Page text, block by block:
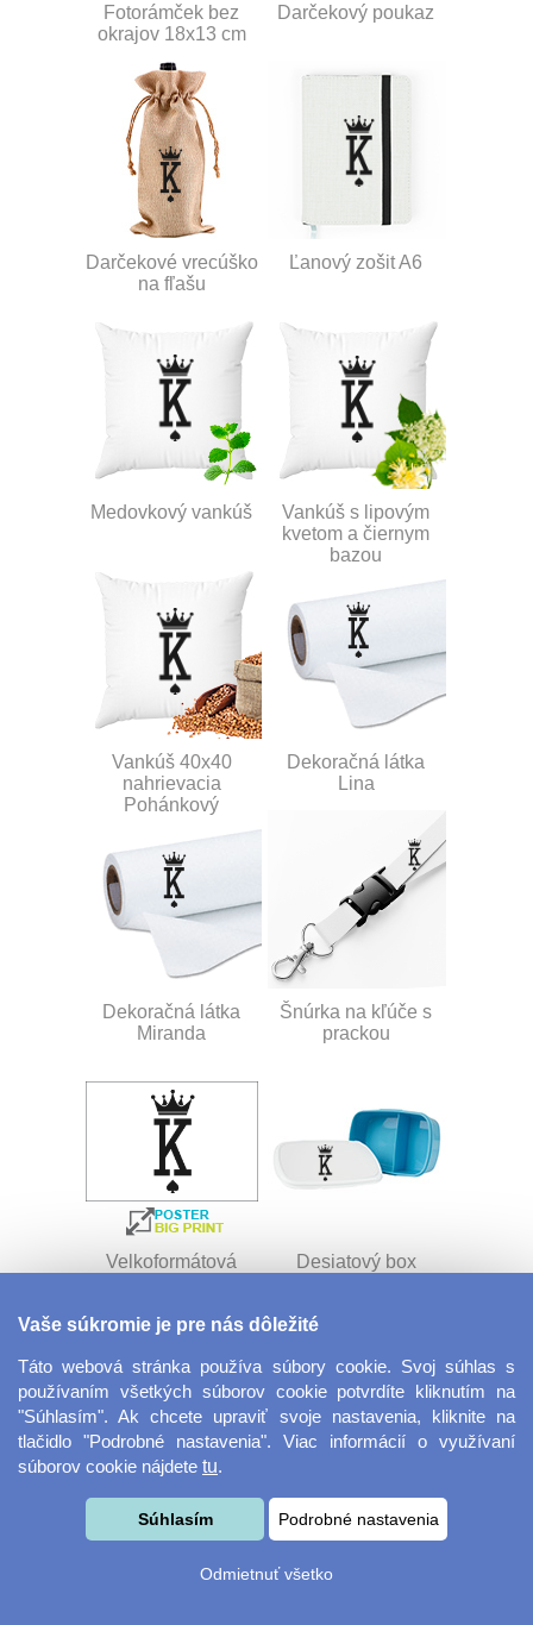
Fotorámček bez
okrajov 18x13 cm
Darčekový poukaz
Darčekové vrecúško
na fľašu
Ľanový zošit A6
Medovkový vankúš
Vankúš s lipovým
kvetom a čiernym
bazou
Vankúš 40x40
nahrievacia
Pohánkový
Dekoračná látka
Lina
Dekoračná látka
Miranda
Šnúrka na kľúče s
prackou
Velkoformátová
Desiatový box
Kovový dávkovač na
Obrus ​​125 x 75 cm
Vaše súkromie je pre nás dôležité
Táto webová stránka používa súbory cookie. Svoj súhlas s
používaním všetkých súborov cookie potvrdíte kliknutím na
"Súhlasím". Ak chcete upraviť svoje nastavenia, kliknite na
tlačidlo "Podrobné nastavenia". Viac informácií o využívaní
súborov cookie nájdete tu.
Súhlasím Podrobné nastavenia
Odmietnuť všetko